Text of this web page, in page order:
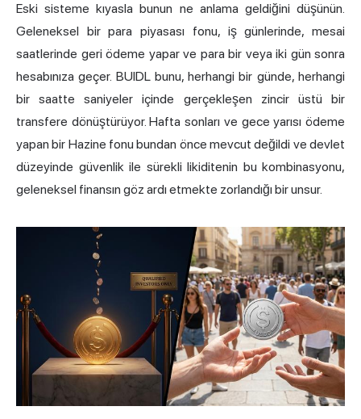
Eski sisteme kıyasla bunun ne anlama geldiğini düşünün.
Geleneksel bir para piyasası fonu, iş günlerinde, mesai
saatlerinde geri ödeme yapar ve para bir veya iki gün sonra
hesabınıza geçer. BUIDL bunu, herhangi bir günde, herhangi
bir saatte saniyeler içinde gerçekleşen zincir üstü bir
transfere dönüştürüyor. Hafta sonları ve gece yarısı ödeme
yapan bir Hazine fonu bundan önce mevcut değildi ve devlet
düzeyinde güvenlik ile sürekli likiditenin bu kombinasyonu,
geleneksel finansın göz ardı etmekte zorlandığı bir unsur.